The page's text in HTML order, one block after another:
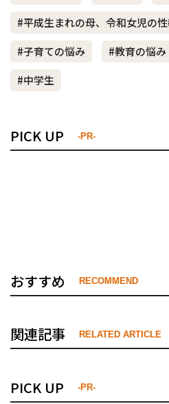
#平成生まれの母、令和女児の
#子育ての悩み
#教育の悩み
#中学生
PICK UP -PR-
おすすめ RECOMMEND
関連記事 RELATED ARTICLE
PICK UP -PR-